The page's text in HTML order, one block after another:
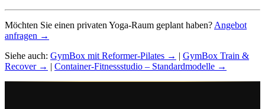
Möchten Sie einen privaten Yoga-Raum geplant haben? Angebot
anfragen →
Siehe auch: GymBox mit Reformer-Pilates → | GymBox Train &
Recover → | Container-Fitnessstudio – Standardmodelle →